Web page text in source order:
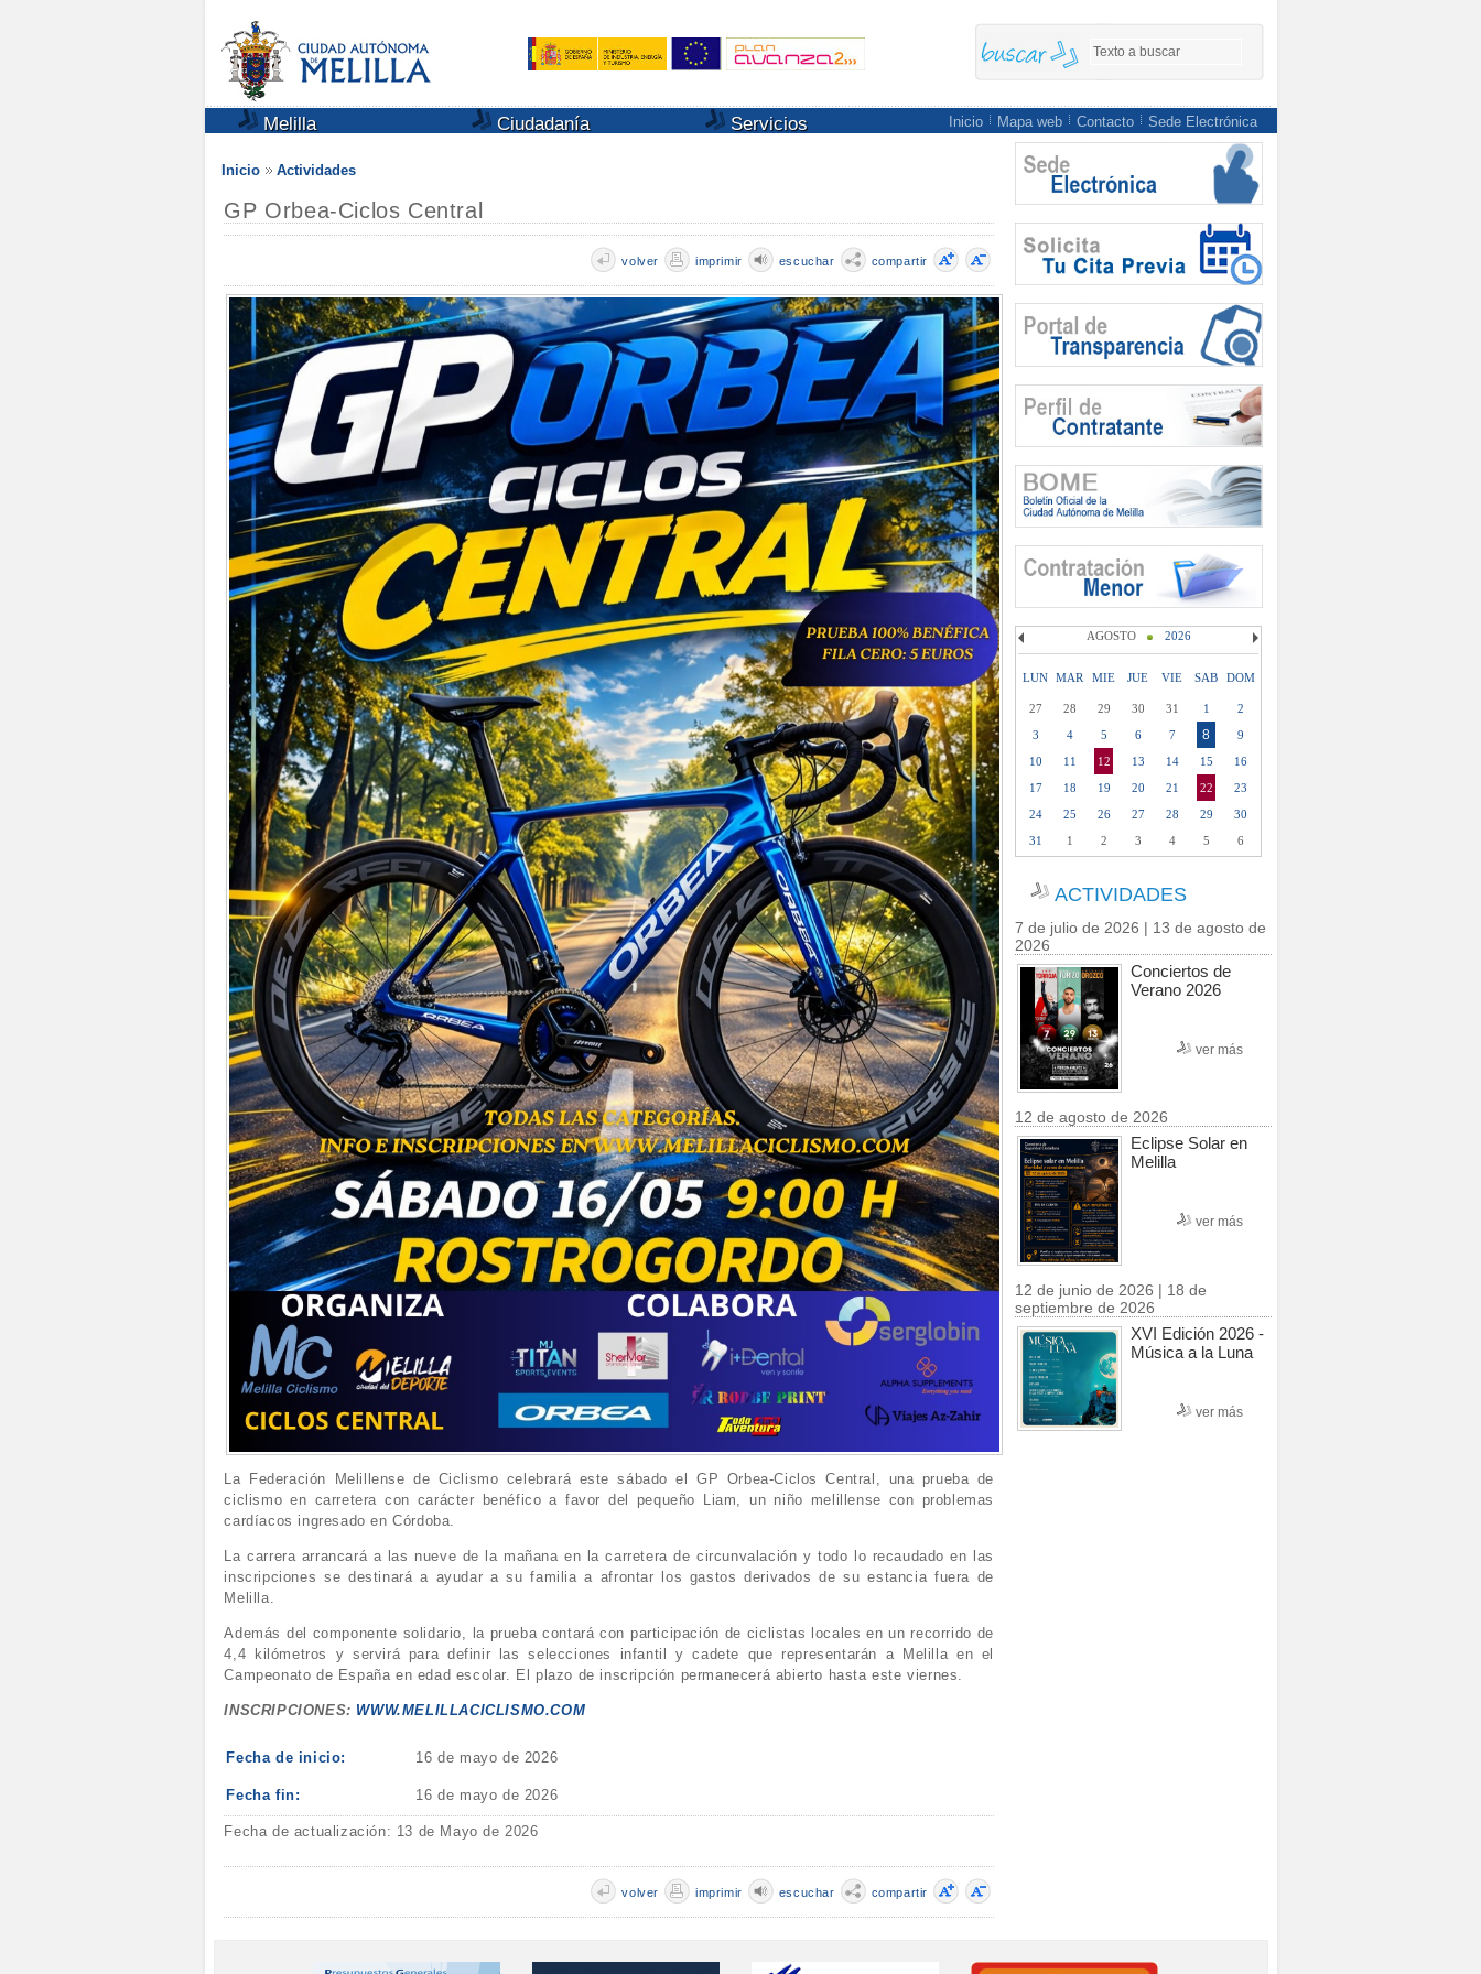
Melilla Ciudadanía Servicios Inicio Mapa web Contacto Sede Electrónica
Inicio Actividades
GP Orbea-Ciclos Central
compartir
escuchar
imprimir
volver
La Federación Melillense de Ciclismo celebrará este sábado el GP Orbea-Ciclos Central, una prueba de
ciclismo en carretera con carácter benéfico a favor del pequeño Liam, un niño melillense con problemas
cardíacos ingresado en Córdoba.
La carrera arrancará a las nueve de la mañana en la carretera de circunvalación y todo lo recaudado en las
inscripciones se destinará a ayudar a su familia a afrontar los gastos derivados de su estancia fuera de
Melilla.
Además del componente solidario, la prueba contará con participación de ciclistas locales en un recorrido de
4,4 kilómetros y servirá para definir las selecciones infantil y cadete que representarán a Melilla en el
Campeonato de España en edad escolar. El plazo de inscripción permanecerá abierto hasta este viernes.
INSCRIPCIONES: WWW.MELILLACICLISMO.COM
Fecha de inicio: 16 de mayo de 2026
Fecha fin: 16 de mayo de 2026
Fecha de actualización: 13 de Mayo de 2026
compartir
escuchar
imprimir
volver
AGOSTO 2026
LUN MAR MIE JUE VIE SAB DOM
27 28 29 30 31 1
2
3
4 5 6 7 8
9
10
11 12 13 14 15
16
17
18 19 20 21 22
23
24
25 26 27 28 29
30
31
1 2 3 4 5 6
ACTIVIDADES
7 de julio de 2026 | 13 de agosto de
2026
Conciertos de
Verano 2026
ver más
12 de agosto de 2026
Eclipse Solar en
Melilla
ver más
12 de junio de 2026 | 18 de
septiembre de 2026
XVI Edición 2026 -
Música a la Luna
ver más